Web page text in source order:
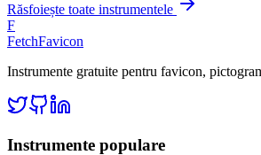
Răsfoiește toate instrumentele
F
FetchFavicon
Instrumente gratuite pentru favicon,
Instrumente populare